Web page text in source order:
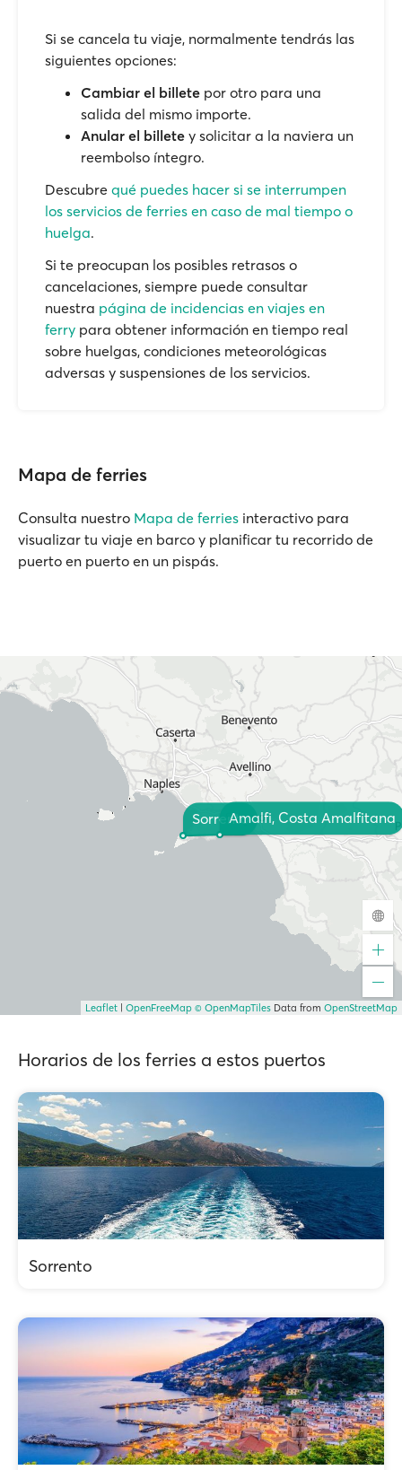
Si se cancela tu viaje, normalmente tendrás las
siguientes opciones:
Cambiar el billete por otro para una
salida del mismo importe.
Anular el billete y solicitar a la naviera un
reembolso íntegro.
Descubre qué puedes hacer si se interrumpen
los servicios de ferries en caso de mal tiempo o
huelga.
Si te preocupan los posibles retrasos o
cancelaciones, siempre puede consultar
nuestra página de incidencias en viajes en
ferry para obtener información en tiempo real
sobre huelgas, condiciones meteorológicas
adversas y suspensiones de los servicios.
Mapa de ferries
Consulta nuestro Mapa de ferries interactivo para
visualizar tu viaje en barco y planificar tu recorrido de
puerto en puerto en un pispás.
SorrentoAmalfi, Costa Amalfitana
Leaflet OpenFreeMap © OpenMapTiles Data from OpenStreetMap
Horarios de los ferries a estos puertos
Sorrento